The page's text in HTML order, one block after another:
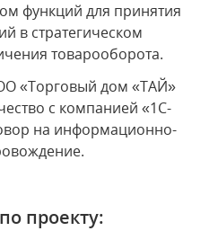
функций для принятия
в стратегическом
товарооборота.
«Торговый дом «ТАЙ»
с компанией «1С-
на информационно-
проекту: